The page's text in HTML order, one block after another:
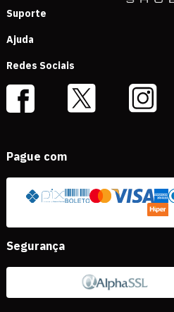
Suporte
Ajuda
Redes Sociais
Pague com
Segurança